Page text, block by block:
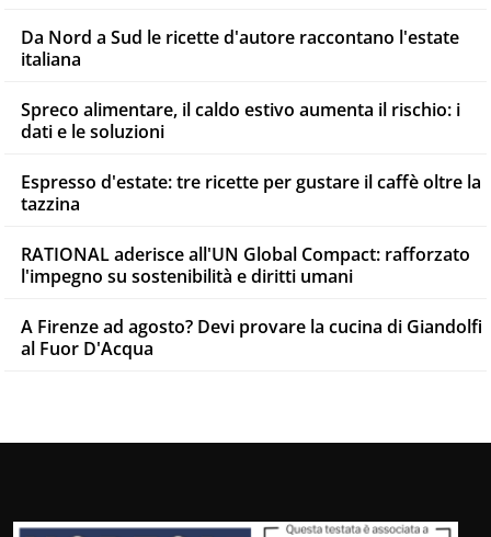
Da Nord a Sud le ricette d'autore raccontano l'estate
italiana
Spreco alimentare, il caldo estivo aumenta il rischio: i
dati e le soluzioni
Espresso d'estate: tre ricette per gustare il caffè oltre la
tazzina
RATIONAL aderisce all'UN Global Compact: rafforzato
l'impegno su sostenibilità e diritti umani
A Firenze ad agosto? Devi provare la cucina di Giandolfi
al Fuor D'Acqua